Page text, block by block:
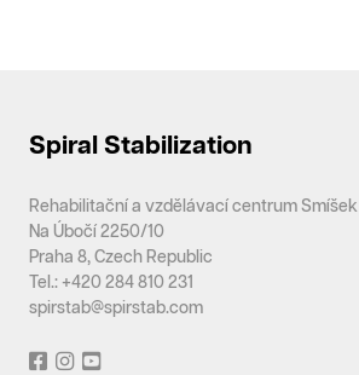
Spiral Stabilization
Rehabilitační a vzdělávací centrum Smíšek
Na Úbočí 2250/10
Praha 8, Czech Republic
Tel.: +420 284 810 231
spirstab@spirstab.com